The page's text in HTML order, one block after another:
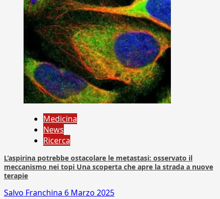
Medicina
News
Ricerca
L’aspirina potrebbe ostacolare le metastasi: osservato il
meccanismo nei topi Una scoperta che apre la strada a nuove
terapie
Salvo Franchina 6 Marzo 2025